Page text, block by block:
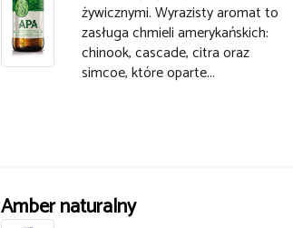
żywicznymi. Wyrazisty aromat to
zasługa chmieli amerykańskich:
chinook, cascade, citra oraz
simcoe, które oparte...
Amber naturalny